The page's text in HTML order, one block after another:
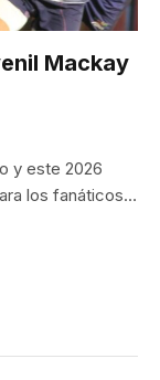
Mackay
y este 2026
los fanáticos…